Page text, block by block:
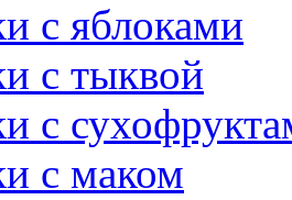
с яблоками
с тыквой
с
с маком